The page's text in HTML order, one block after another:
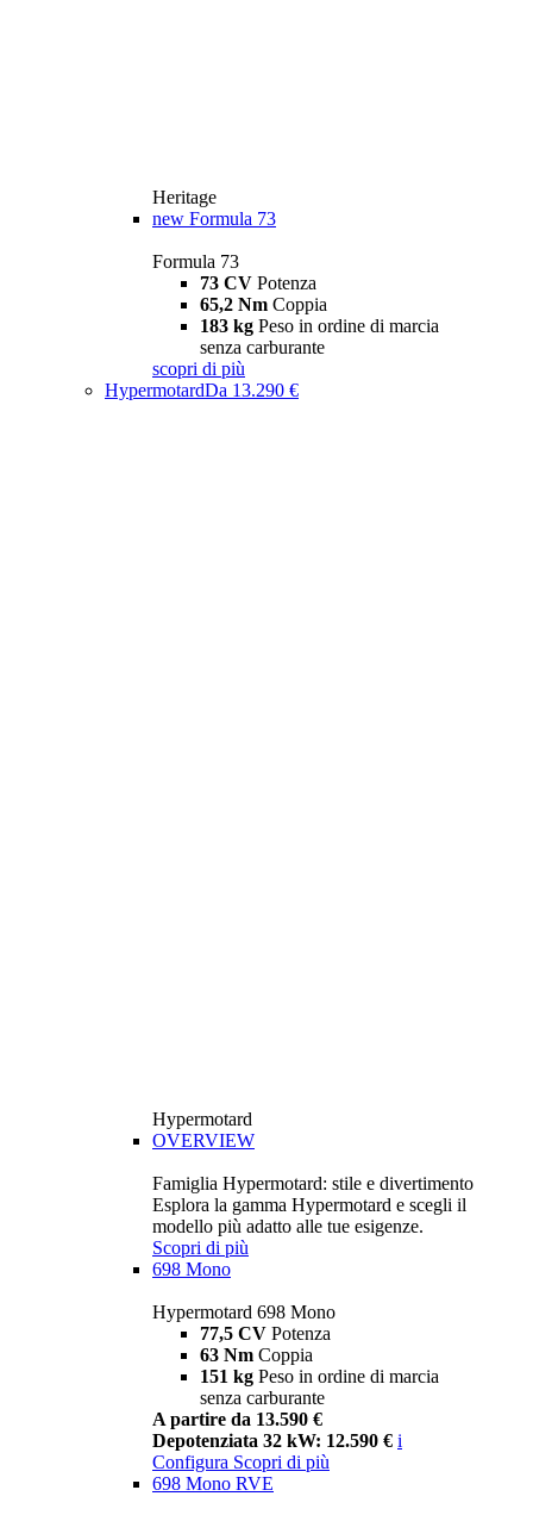
Heritage
new Formula 73
Formula 73
73 CV Potenza
65,2 Nm Coppia
183 kg Peso in ordine di marcia
senza carburante
scopri di più
HypermotardDa 13.290 €
Hypermotard
OVERVIEW
Famiglia Hypermotard: stile e divertimento
Esplora la gamma Hypermotard e scegli il
modello più adatto alle tue esigenze.
Scopri di più
698 Mono
Hypermotard 698 Mono
77,5 CV Potenza
63 Nm Coppia
151 kg Peso in ordine di marcia
senza carburante
A partire da 13.590 €
Depotenziata 32 kW: 12.590 € i
Configura Scopri di più
698 Mono RVE